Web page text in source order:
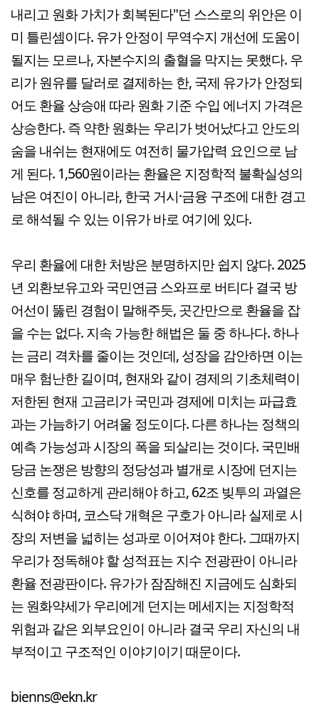
내리고 원화 가치가 회복된다"던 스스로의 위안은 이
미 틀린셈이다. 유가 안정이 무역수지 개선에 도움이
될지는 모르나, 자본수지의 출혈을 막지는 못했다. 우
리가 원유를 달러로 결제하는 한, 국제 유가가 안정되
어도 환율 상승애 따라 원화 기준 수입 에너지 가격은
상승한다. 즉 약한 원화는 우리가 벗어났다고 안도의
숨을 내쉬는 현재에도 여전히 물가압력 요인으로 남
게 된다. 1,560원이라는 환율은 지정학적 불확실성의
남은 여진이 아니라, 한국 거시·금융 구조에 대한 경고
로 해석될 수 있는 이유가 바로 여기에 있다.
우리 환율에 대한 처방은 분명하지만 쉽지 않다. 2025
년 외환보유고와 국민연금 스와프로 버티다 결국 방
어선이 뚫린 경험이 말해주듯, 곳간만으로 환율을 잡
을 수는 없다. 지속 가능한 해법은 둘 중 하나다. 하나
는 금리 격차를 줄이는 것인데, 성장을 감안하면 이는
매우 험난한 길이며, 현재와 같이 경제의 기초체력이
저한된 현재 고금리가 국민과 경제에 미치는 파급효
과는 가늠하기 어려울 정도이다. 다른 하나는 정책의
예측 가능성과 시장의 폭을 되살리는 것이다. 국민배
당금 논쟁은 방향의 정당성과 별개로 시장에 던지는
신호를 정교하게 관리해야 하고, 62조 빚투의 과열은
식혀야 하며, 코스닥 개혁은 구호가 아니라 실제로 시
장의 저변을 넓히는 성과로 이어져야 한다. 그때까지
우리가 정독해야 할 성적표는 지수 전광판이 아니라
환율 전광판이다. 유가가 잠잠해진 지금에도 심화되
는 원화약세가 우리에게 던지는 메세지는 지정학적
위험과 같은 외부요인이 아니라 결국 우리 자신의 내
부적이고 구조적인 이야기이기 때문이다.
bienns@ekn.kr